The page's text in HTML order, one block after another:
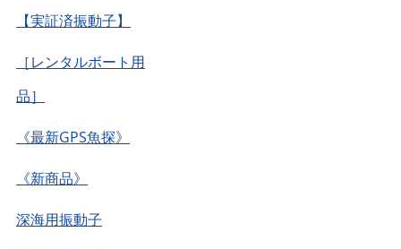
【実証済振動子】
［レンタルボート用
品］
《最新GPS魚探》
《新商品》
深海用振動子